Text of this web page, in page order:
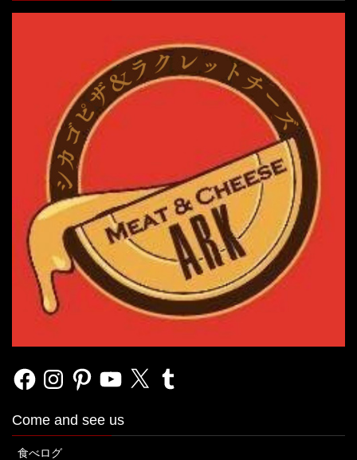
FacebookInstagramPinterestYouTube
X Tumblr
Come and see us
食べログ